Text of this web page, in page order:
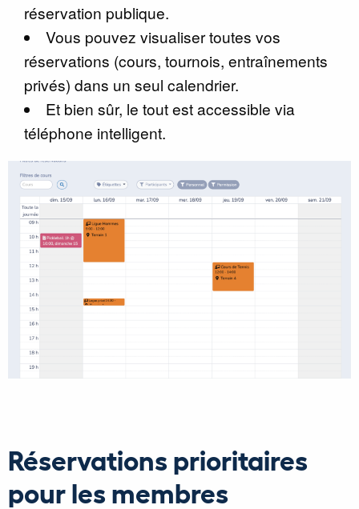
réservation publique.
Vous pouvez visualiser toutes vos
réservations (cours, tournois, entraînements
privés) dans un seul calendrier.
Et bien sûr, le tout est accessible via
téléphone intelligent.
Réservations prioritaires
pour les membres